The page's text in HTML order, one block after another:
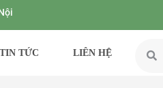
TIN TỨC LIÊN HỆ